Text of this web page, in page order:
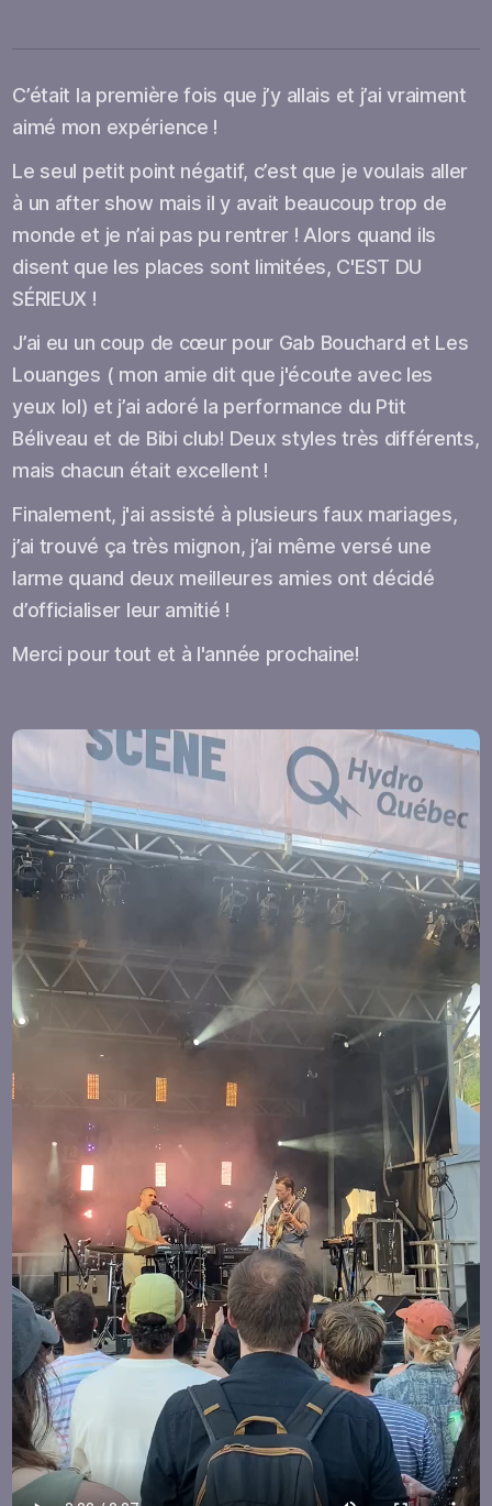
C’était la première fois que j’y allais et j’ai vraiment
aimé mon expérience !
Le seul petit point négatif, c’est que je voulais aller
à un after show mais il y avait beaucoup trop de
monde et je n’ai pas pu rentrer ! Alors quand ils
disent que les places sont limitées, C'EST DU
SÉRIEUX !
J’ai eu un coup de cœur pour Gab Bouchard et Les
Louanges ( mon amie dit que j'écoute avec les
yeux lol) et j’ai adoré la performance du Ptit
Béliveau et de Bibi club! Deux styles très différents,
mais chacun était excellent !
Finalement, j'ai assisté à plusieurs faux mariages,
j’ai trouvé ça très mignon, j’ai même versé une
larme quand deux meilleures amies ont décidé
d’officialiser leur amitié !
Merci pour tout et à l'année prochaine!